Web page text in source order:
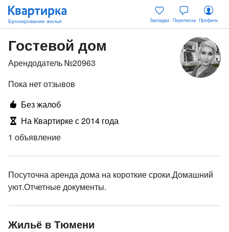
Закладки Переписка Профиль
Гостевой дом
Арендодатель №20963
Пока нет отзывов
Без жалоб
На Квартирке с 2014 года
1 объявление
Посуточна аренда дома на короткие сроки.Домашний
уют.Отчетные документы.
Жильё в Тюмени